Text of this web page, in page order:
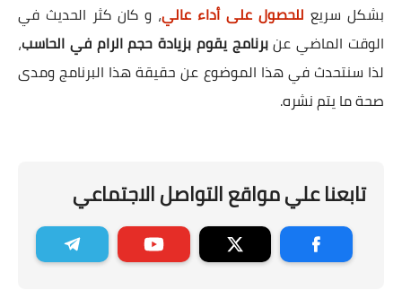
بشكل سريع للحصول على أداء عالي، و كان كثر الحديث في
الوقت الماضي عنبرنامج يقوم بزيادة حجم الرام في الحاسب،
لذا سنتحدث في هذا الموضوع عن حقيقة هذا البرنامج ومدى
صحة ما يتم نشره.
تابعنا علي مواقع التواصل الاجتماعي